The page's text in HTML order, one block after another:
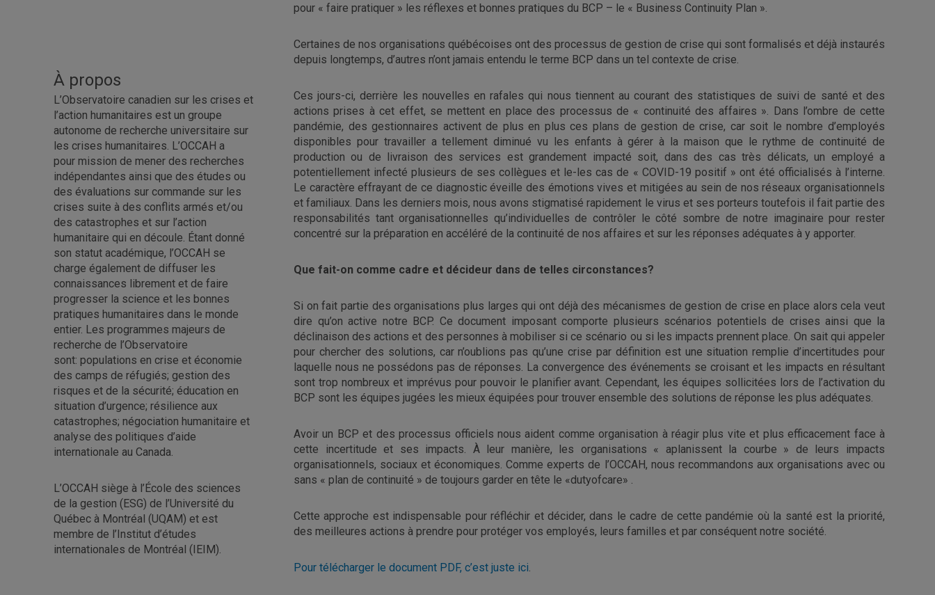
À propos
L’Observatoire canadien sur les crises et
l’action humanitaires est un groupe
autonome de recherche universitaire sur
les crises humanitaires. L’OCCAH a
pour mission de mener des recherches
indépendantes ainsi que des études ou
des évaluations sur commande sur les
crises suite à des conflits armés et/ou
des catastrophes et sur l’action
humanitaire qui en découle. Étant donné
son statut académique, l’OCCAH se
charge également de diffuser les
connaissances librement et de faire
progresser la science et les bonnes
pratiques humanitaires dans le monde
entier. Les programmes majeurs de
recherche de l’Observatoire
sont: populations en crise et économie
des camps de réfugiés; gestion des
risques et de la sécurité; éducation en
situation d’urgence; résilience aux
catastrophes; négociation humanitaire et
analyse des politiques d’aide
internationale au Canada.
L’OCCAH siège à l’École des sciences
de la gestion (ESG) de l’Université du
Québec à Montréal (UQAM) et est
membre de l’Institut d’études
internationales de Montréal (IEIM).
pour « faire pratiquer » les réflexes et bonnes pratiques du BCP – le « Business Continuity Plan ».
Certaines de nos organisations québécoises ont des processus de gestion de crise qui sont formalisés et déjà instaurés
depuis longtemps, d’autres n’ont jamais entendu le terme BCP dans un tel contexte de crise.
Ces jours-ci, derrière les nouvelles en rafales qui nous tiennent au courant des statistiques de suivi de santé et des
actions prises à cet effet, se mettent en place des processus de « continuité des affaires ». Dans l’ombre de cette
pandémie, des gestionnaires activent de plus en plus ces plans de gestion de crise, car soit le nombre d’employés
disponibles pour travailler a tellement diminué vu les enfants à gérer à la maison que le rythme de continuité de
production ou de livraison des services est grandement impacté soit, dans des cas très délicats, un employé a
potentiellement infecté plusieurs de ses collègues et le-les cas de « COVID-19 positif » ont été officialisés à l’interne.
Le caractère effrayant de ce diagnostic éveille des émotions vives et mitigées au sein de nos réseaux organisationnels
et familiaux. Dans les derniers mois, nous avons stigmatisé rapidement le virus et ses porteurs toutefois il fait partie des
responsabilités tant organisationnelles qu’individuelles de contrôler le côté sombre de notre imaginaire pour rester
concentré sur la préparation en accéléré de la continuité de nos affaires et sur les réponses adéquates à y apporter.
Que fait-on comme cadre et décideur dans de telles circonstances?
Si on fait partie des organisations plus larges qui ont déjà des mécanismes de gestion de crise en place alors cela veut
dire qu’on active notre BCP. Ce document imposant comporte plusieurs scénarios potentiels de crises ainsi que la
déclinaison des actions et des personnes à mobiliser si ce scénario ou si les impacts prennent place. On sait qui appeler
pour chercher des solutions, car n’oublions pas qu’une crise par définition est une situation remplie d’incertitudes pour
laquelle nous ne possédons pas de réponses. La convergence des événements se croisant et les impacts en résultant
sont trop nombreux et imprévus pour pouvoir le planifier avant. Cependant, les équipes sollicitées lors de l’activation du
BCP sont les équipes jugées les mieux équipées pour trouver ensemble des solutions de réponse les plus adéquates.
Avoir un BCP et des processus officiels nous aident comme organisation à réagir plus vite et plus efficacement face à
cette incertitude et ses impacts. À leur manière, les organisations « aplanissent la courbe » de leurs impacts
organisationnels, sociaux et économiques. Comme experts de l’OCCAH, nous recommandons aux organisations avec ou
sans « plan de continuité » de toujours garder en tête le «dutyofcare» .
Cette approche est indispensable pour réfléchir et décider, dans le cadre de cette pandémie où la santé est la priorité,
des meilleures actions à prendre pour protéger vos employés, leurs familles et par conséquent notre société.
Pour télécharger le document PDF, c’est juste ici